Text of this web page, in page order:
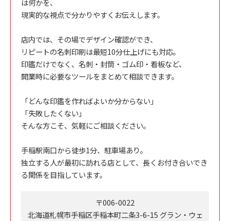
は何かを、
現実的な視点で分かりやすくお伝えします。
店内では、その場でデザイン確認ができ、
リピートの名刺印刷は最短10分仕上げにも対応。
印鑑だけでなく、名刺・封筒・ゴム印・看板など、
開業時に必要なツールをまとめて相談できます。
「どんな印鑑を作ればよいか分からない」
「失敗したくない」
そんな方こそ、気軽にご相談ください。
手稲駅南口から徒歩1分、駐車場あり。
独立する人が最初に訪れる店として、長くお付き合いでき
る関係を目指しています。
〒006-0022
北海道札幌市手稲区手稲本町二条3-6-15 グラン・ウェ